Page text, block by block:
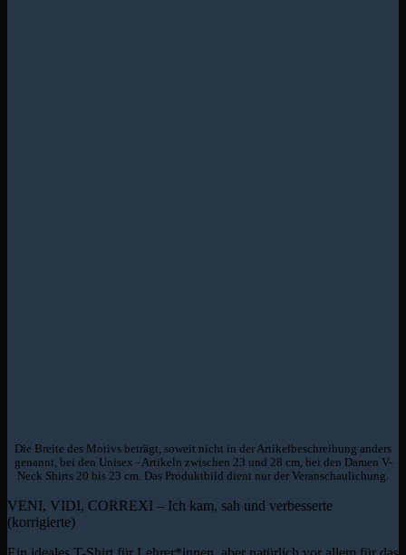
Die Breite des Motivs beträgt, soweit nicht in der Artikelbeschreibung anders
genannt, bei den Unisex - Artikeln zwischen 23 und 28 cm, bei den Damen V-
Neck Shirts 20 bis 23 cm. Das Produktbild dient nur der Veranschaulichung.
VENI, VIDI, CORREXI – Ich kam, sah und verbesserte
(korrigierte)